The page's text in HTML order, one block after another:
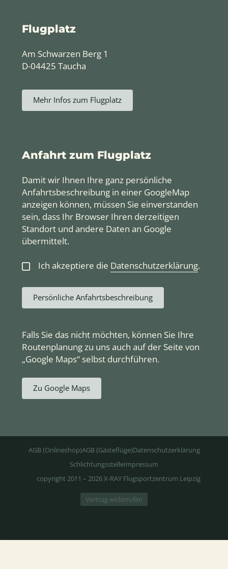
Anfahrt zum Flugplatz
Damit wir Ihnen Ihre ganz persönliche
Anfahrtsbeschreibung in einer GoogleMap
anzeigen können, müssen Sie einverstanden
sein, dass Ihr Browser Ihren derzeitigen
Standort und andere Daten an Google
übermittelt.
Ich akzeptiere die Datenschutzerklärung.
Persönliche Anfahrtsbeschreibung
Falls Sie das nicht möchten, können Sie Ihre
Routenplanung zu uns auch auf der Seite von
„Google Maps“ selbst durchführen.
Zu Google Maps
Flugplatz
Am Schwarzen Berg 1
D-04425 Taucha
Mehr Infos zum Flugplatz
AGB (Onlineshop)AGB (Gästeflüge)Datenschutzerklärung
SchlichtungsstelleImpressum
copyright 2011 – 2026 X-RAY Flugsportzentrum Leipzig
Vertrag widerrufen